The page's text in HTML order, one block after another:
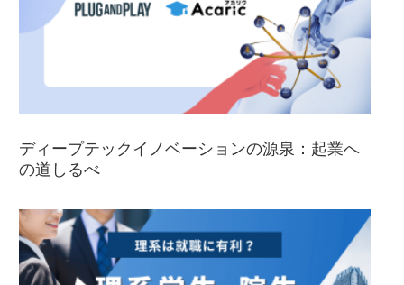
ディープテックイノベーションの源泉：起業へ
の道しるべ